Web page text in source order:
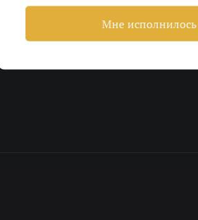
Мне исполнилось